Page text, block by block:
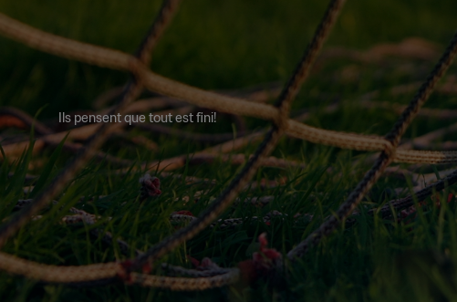
Ils pensent que tout est fini!